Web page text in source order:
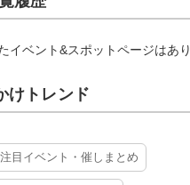
イベント&スポットページはあり
けトレンド
目イベント・催しまとめ